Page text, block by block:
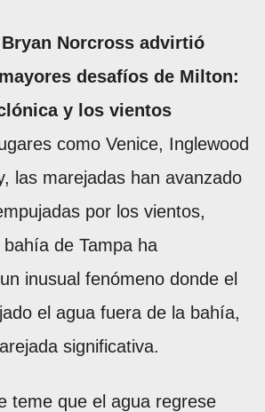
Bryan Norcross advirtió
desafíos de Milton:
y los vientos
como Venice, Inglewood
las marejadas han avanzado
por los vientos,
de Tampa ha
inusual fenómeno donde el
el agua fuera de la bahía,
significativa.
teme que el agua regrese